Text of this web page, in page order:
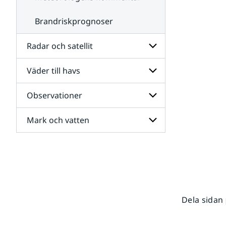
Brandriskprognoser
Radar och satellit
Undersidor
för
Radar
och
satellit
Väder till havs
Undersidor
för
Väder
till
havs
Observationer
Undersidor
för
Mark och vatten
Dela sidan